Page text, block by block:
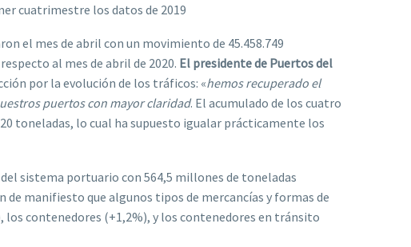
cuatrimestre los datos de 2019
el mes de abril con un movimiento de 45.458.749
al mes de abril de 2020. El presidente de Puertos del
por la evolución de los tráficos: «hemos recuperado el
puertos con mayor claridad. El acumulado de los cuatro
toneladas, lo cual ha supuesto igualar prácticamente los
sistema portuario con 564,5 millones de toneladas
de manifiesto que algunos tipos de mercancías y formas de
contenedores (+1,2%), y los contenedores en tránsito